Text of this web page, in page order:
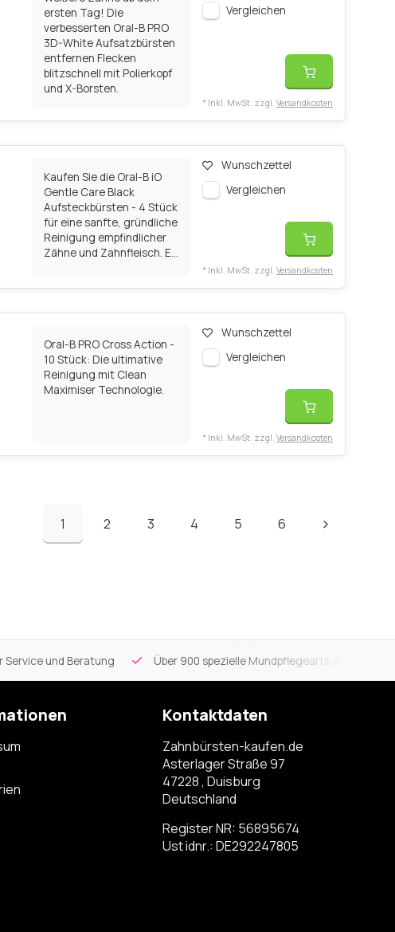
ersten Tag! Die
verbesserten Oral-B PRO
3D-White Aufsatzbürsten
entfernen Flecken
blitzschnell mit Polierkopf
und X-Borsten.
Vergleichen
* Inkl. MwSt. zzgl.Versandkosten
Kaufen Sie die Oral-B iO
Gentle Care Black
Aufsteckbürsten - 4 Stück
für eine sanfte, gründliche
Reinigung empfindlicher
Zähne und Zahnfleisch. E...
Wunschzettel
Vergleichen
* Inkl. MwSt. zzgl.Versandkosten
Oral-B PRO Cross Action -
10 Stück: Die ultimative
Reinigung mit Clean
Maximiser Technologie.
Wunschzettel
Vergleichen
* Inkl. MwSt. zzgl.Versandkosten
1 2 3 4 5 6
Service und Beratung Über 900 spezielle Mundpflegeartikel
Kontaktdaten
Zahnbürsten-kaufen.de
Asterlager Straße 97
47228 , Duisburg
Deutschland
Register NR: 56895674
Ust idnr.: DE292247805